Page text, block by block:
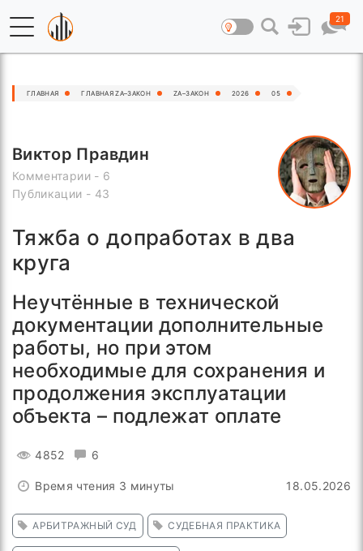
21
ГЛАВНАЯ ГЛАВНАЯ ZA–ЗАКОН ZA–ЗАКОН 2026 05
Виктор Правдин
Комментарии - 6
Публикации - 43
Тяжба о допработах в два
круга
Неучтённые в технической
документации дополнительные
работы, но при этом
необходимые для сохранения и
продолжения эксплуатации
объекта – подлежат оплате
4852 6
Время чтения 3 минуты 18.05.2026
АРБИТРАЖНЫЙ СУД СУДЕБНАЯ ПРАКТИКА